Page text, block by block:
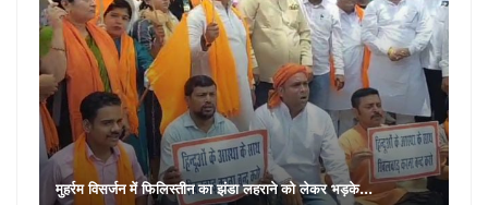
मुहर्रम विसर्जन में फिलिस्तीन का झंडा लहराने को लेकर भड़के…